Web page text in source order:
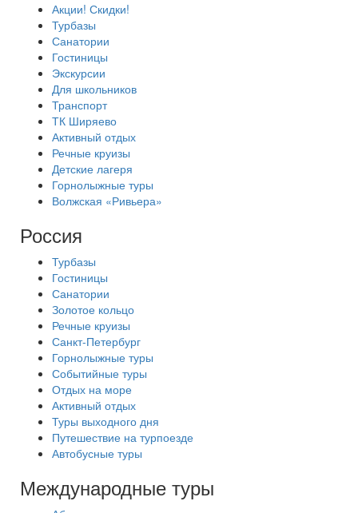
Акции! Скидки!
Турбазы
Санатории
Гостиницы
Экскурсии
Для школьников
Транспорт
ТК Ширяево
Активный отдых
Речные круизы
Детские лагеря
Горнолыжные туры
Волжская «Ривьера»
Россия
Турбазы
Гостиницы
Санатории
Золотое кольцо
Речные круизы
Санкт-Петербург
Горнолыжные туры
Событийные туры
Отдых на море
Активный отдых
Туры выходного дня
Путешествие на турпоезде
Автобусные туры
Международные туры